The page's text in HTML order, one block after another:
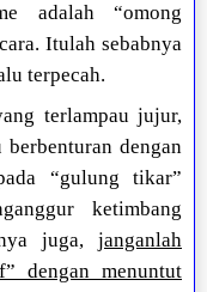
adalah “omong
Itulah sebabnya
terpecah.
terlampau jujur,
dengan
“gulung tikar”
ketimbang
juga, janganlah
dengan menuntut